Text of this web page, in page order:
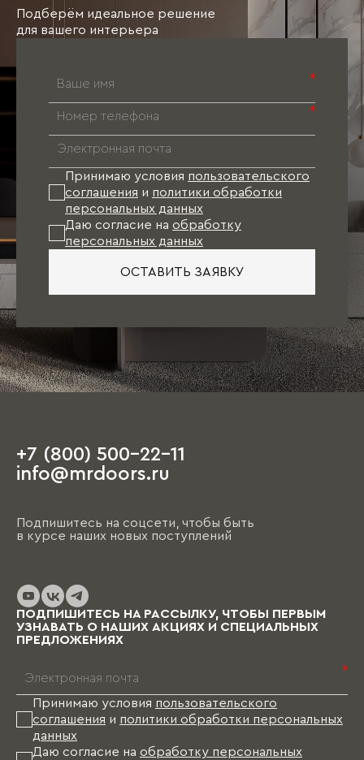
Подберём идеальное решение
для вашего интерьера
*
*
Принимаю условия пользовательского
соглашения и политики обработки
персональных данных
Даю согласие на обработку
персональных данных
ОСТАВИТЬ ЗАЯВКУ
+7 (800) 500-22-11
info@mrdoors.ru
Подпишитесь на соцсети, чтобы быть
в курсе наших новых поступлений
ПОДПИШИТЕСЬ НА РАССЫЛКУ, ЧТОБЫ ПЕРВЫМ
УЗНАВАТЬ О НАШИХ АКЦИЯХ И СПЕЦИАЛЬНЫХ
ПРЕДЛОЖЕНИЯХ
*
Принимаю условия пользовательского
соглашения и политики обработки персональных
данных
Даю согласие на обработку персональных